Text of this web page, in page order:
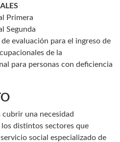
Primera
Segunda
evaluación para el ingreso de
de la
para personas con deficiencia
cubrir una necesidad
distintos sectores que
social especializado de